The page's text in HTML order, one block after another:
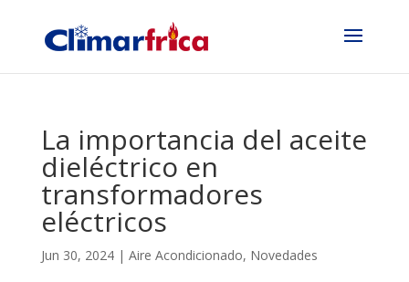
La importancia del aceite
dieléctrico en
transformadores
eléctricos
Jun 30, 2024| Aire Acondicionado, Novedades